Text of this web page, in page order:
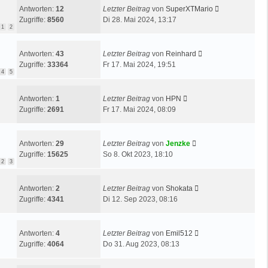
1 2
Antworten: 12
Zugriffe: 8560
Letzter Beitrag von SuperXTMario
Di 28. Mai 2024, 13:17
4 5
Antworten: 43
Zugriffe: 33364
Letzter Beitrag von Reinhard
Fr 17. Mai 2024, 19:51
Antworten: 1
Zugriffe: 2691
Letzter Beitrag von HPN
Fr 17. Mai 2024, 08:09
2 3
Antworten: 29
Zugriffe: 15625
Letzter Beitrag von Jenzke
So 8. Okt 2023, 18:10
Antworten: 2
Zugriffe: 4341
Letzter Beitrag von Shokata
Di 12. Sep 2023, 08:16
Antworten: 4
Zugriffe: 4064
Letzter Beitrag von Emil512
Do 31. Aug 2023, 08:13